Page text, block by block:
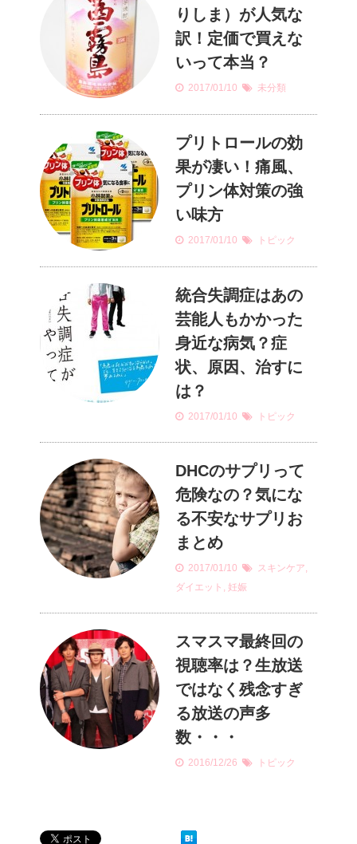
りしま）が人気な
訳！定価で買えな
いって本当？
2017/01/10 未分類
プリトロールの効
果が凄い！痛風、
プリン体対策の強
い味方
2017/01/10 トピック
統合失調症はあの
芸能人もかかった
身近な病気？症
状、原因、治すに
は？
2017/01/10 トピック
DHCのサプリって
危険なの？気にな
る不安なサプリお
まとめ
2017/01/10 スキンケア,
ダイエット , 妊娠
スマスマ最終回の
視聴率は？生放送
ではなく残念すぎ
る放送の声多
数・・・
2016/12/26 トピック